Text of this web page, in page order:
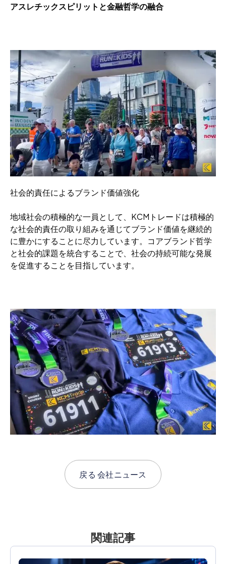
アスレチックスピリットと金融哲学の融合
社会的責任によるブランド価値強化
地域社会の積極的な一員として、KCMトレードは積極的
な社会的責任の取り組みを通じてブランド価値を継続的
に豊かにすることに尽力しています。コアブランド哲学
と社会的課題を統合することで、社会の持続可能な発展
を促進することを目指しています。
戻る会社ニュース
関連記事